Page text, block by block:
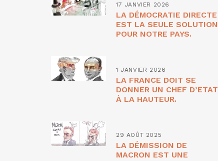
17 JANVIER 2026
LA DÉMOCRATIE DIRECTE
EST LA SEULE SOLUTION
POUR NOTRE PAYS.
1 JANVIER 2026
LA FRANCE DOIT SE
DONNER UN CHEF D’ETAT
À LA HAUTEUR.
29 AOÛT 2025
LA DÉMISSION DE
MACRON EST UNE